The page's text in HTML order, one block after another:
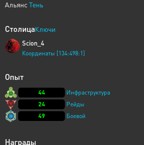
Альянс Тень
СтолицаКлючи
Scion_4
Координаты [134:498:1]
Опыт
44
Инфраструктура
24
Рейды
49
Боевой
Награды